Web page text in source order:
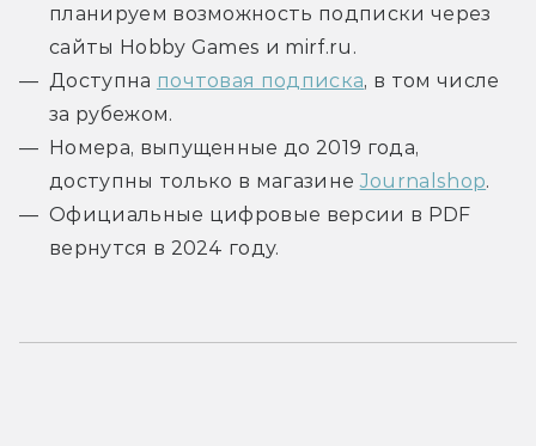
планируем возможность подписки через
сайты Hobby Games и mirf.ru.
Доступна почтовая подписка, в том числе
за рубежом.
Номера, выпущенные до 2019 года,
доступны только в магазинеJournalshop.
Официальные цифровые версии в PDF
вернутся в 2024 году.